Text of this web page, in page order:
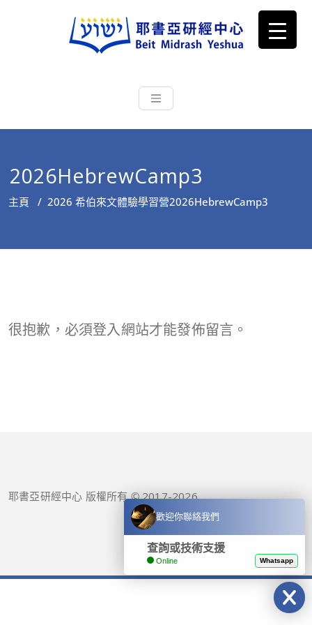
耶書亞研經中心
根源明白聖經，成為更好的門徒
2026HebrewCamp3
主頁 / 2026 希伯來文體驗學習營2026HebrewCamp3
很抱歉，必須登入網站才能發佈留言。
耶書亞研經中心 版權所有 © 2017-2026
歡迎你聯絡我們
查詢或技術支援
Online Whatsapp